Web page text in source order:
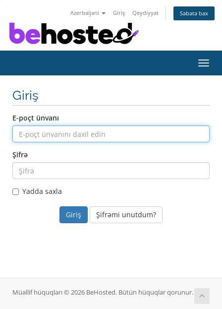
Azerbaijani Giriş Qeydiyyat Səbətə bax
keçid
Giriş
E-poçt ünvanı
Şifrə
Yadda saxla
Şifrəmi unutdum?
Müəllif hüquqları © 2026 BeHosted. Bütün hüquqlar qorunur.